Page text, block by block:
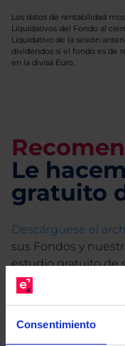
Consentimiento
Los datos de rentabilidad
Liquidativos del Fondo al
Liquidativo de la sesión
dividendos si el fondo es de
en la divisa Euro.
Le
gratuito
Descárguese el
sus Fondos y
estudio gratuito de
Limpias con las